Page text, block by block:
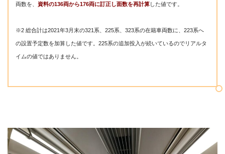
両数を、資料の136両から176両に訂正し面数を再計算した値です。
※2 総合計は2021年3月末の321系、225系、323系の在籍車両数に、223系へ
の設置予定数を加算した値です。225系の追加投入が続いているのでリアルタ
イムの値ではありません。